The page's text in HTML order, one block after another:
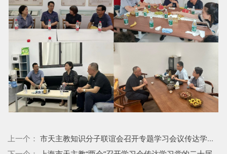
上一个：市天主教知识分子联谊会召开专题学习会议传达学习党的二十届三中全会精神